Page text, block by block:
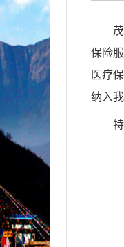
保险
医疗
纳入